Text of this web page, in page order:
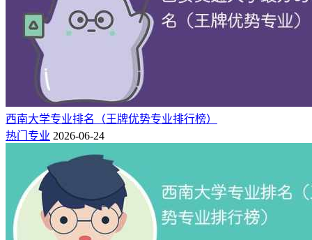
西南大学专业排名（王牌优势专业排行榜）
热门专业 2026-06-24